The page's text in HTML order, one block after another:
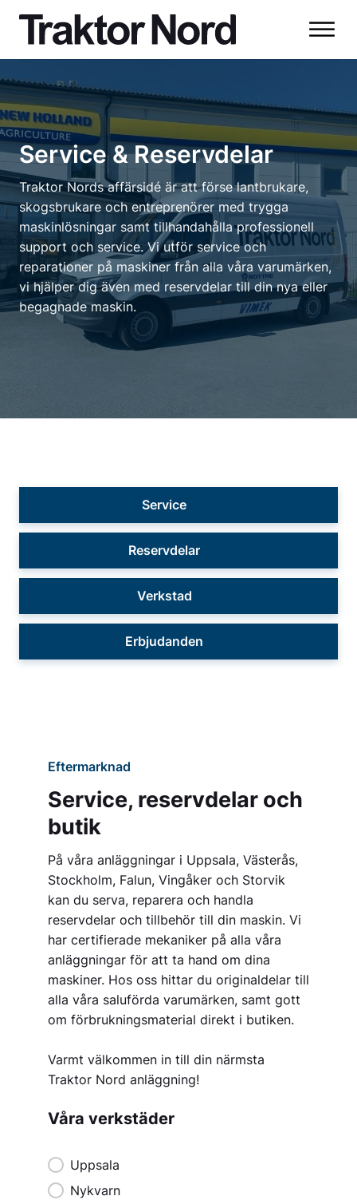
Service & Reservdelar
Traktor Nords affärsidé är att förse lantbrukare,
skogsbrukare och entreprenörer med trygga
maskinlösningar samt tillhandahålla professionell
support och service. Vi utför service och
reparationer på maskiner från alla våra varumärken,
vi hjälper dig även med reservdelar till din nya eller
begagnade maskin.
Service
Reservdelar
Verkstad
Erbjudanden
Eftermarknad
Service, reservdelar och
butik
På våra anläggningar i Uppsala, Västerås,
Stockholm, Falun, Vingåker och Storvik
kan du serva, reparera och handla
reservdelar och tillbehör till din maskin. Vi
har certifierade mekaniker på alla våra
anläggningar för att ta hand om dina
maskiner. Hos oss hittar du originaldelar till
alla våra saluförda varumärken, samt gott
om förbrukningsmaterial direkt i butiken.
Varmt välkommen in till din närmsta
Traktor Nord anläggning!
Våra verkstäder
Våra verkstäder
Uppsala
Nykvarn